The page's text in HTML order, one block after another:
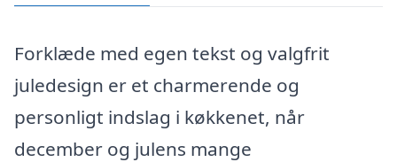
Forklæde med egen tekst og valgfrit
juledesign er et charmerende og
personligt indslag i køkkenet, når
december og julens mange